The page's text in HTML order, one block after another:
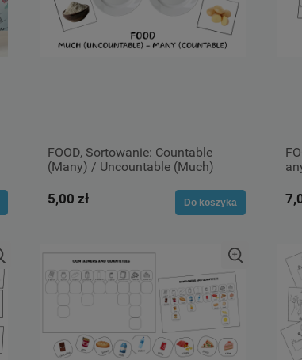
FOOD, Sortowanie: Countable
(Many) / Uncountable (Much)
5,00 zł Do koszyka